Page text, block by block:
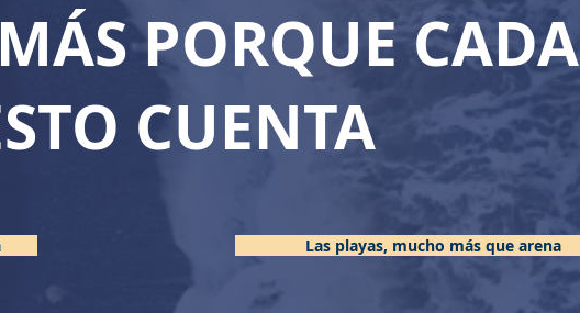
PORQUE CADA
CUENTA
Las playas, mucho más que arena